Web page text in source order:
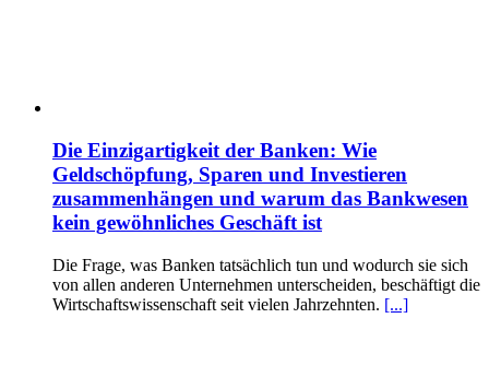
Die Einzigartigkeit der Banken: Wie
Geldschöpfung, Sparen und Investieren
zusammenhängen und warum das Bankwesen
kein gewöhnliches Geschäft ist
Die Frage, was Banken tatsächlich tun und wodurch sie sich
von allen anderen Unternehmen unterscheiden, beschäftigt die
Wirtschaftswissenschaft seit vielen Jahrzehnten. [...]